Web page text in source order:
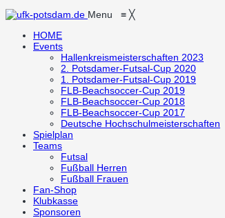
Menu ≡ ╳
HOME
Events
Hallenkreismeisterschaften 2023
2. Potsdamer-Futsal-Cup 2020
1. Potsdamer-Futsal-Cup 2019
FLB-Beachsoccer-Cup 2019
FLB-Beachsoccer-Cup 2018
FLB-Beachsoccer-Cup 2017
Deutsche Hochschulmeisterschaften
Spielplan
Teams
Futsal
Fußball Herren
Fußball Frauen
Fan-Shop
Klubkasse
Sponsoren